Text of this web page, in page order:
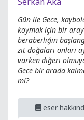
Gün ile Gece,
koymak için bir
beraberliğin
zıt doğaları onları
varken diğeri
Gece bir arada
mi?
eser